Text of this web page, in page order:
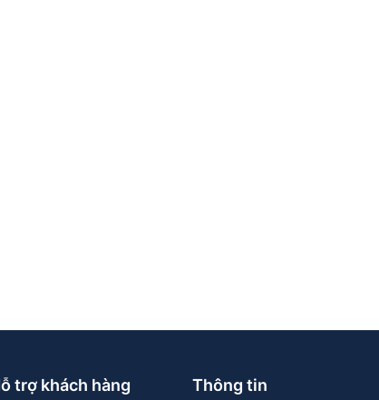
trợ khách hàng Thông tin